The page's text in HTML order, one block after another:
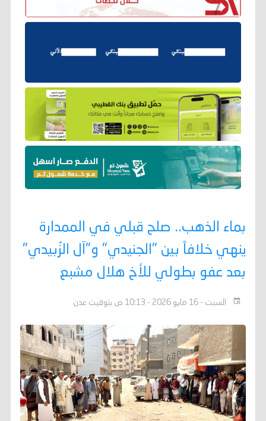
بماء الذهب.. صلح قبلي في الممدارة
ينهي خلافاً بين "الجنيدي" و"آل الزُبيدي"
بعد عفو بطولي للأخ هلال مشبع
السبت - 16 مايو 2026 - 10:13 ص بتوقيت عدن